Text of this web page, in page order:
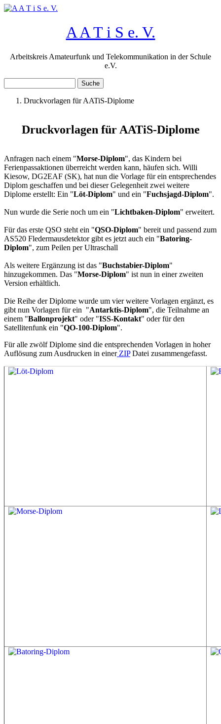
Direkt zum Inhalt
A A T i S e. V.
Arbeitskreis Amateurfunk und Telekommunikation in der Schule
e.V.
Druckvorlagen für AATiS-Diplome
Druckvorlagen für AATiS-Diplome
Anfragen nach einem "Morse-Diplom", das Kindern bei
Ferienpassaktionen überreicht werden kann, häufen sich. Willi
Kiesow, DG2EAF (SK), hat nun die Vorlage für ein entsprechendes
Diplom geschaffen und bei dieser Gelegenheit zwei weitere
Diplome erstellt: Ein "Löt-Diplom" und ein "Fuchsjagd-Diplom".
Nun wurde die Serie noch um ein "Lichtbaken-Diplom" erweitert.
Für das erste QSO steht ein "QSO-Diplom" bereit und passend zum
AS520 Fledermausdetektor gibt es jetzt auch ein "Batoring-
Diplom", zum Peilen per Ultraschall
Als weitere Ergänzung ist das "Buchstabier-Diplom"
hinzugekommen. Das "Morse-Diplom" ist nun in einer zweiten
Version erhältlich.
Die Reihe der Diplome wurde um vier weitere Vorlagen ergänzt, es
gibt nun Vorlagen für ein "Antarktis-Diplom", die Teilnahme an
einem "Ballonprojekt" oder "ISS-Kontakt" oder für den
Satellitenfunk ein "QO-100-Diplom".
Für alle zwölf Diplome sind die entsprechenden Vorlagen in hoher
Auflösung zum Ausdrucken in einerZIPDatei zusammengefasst.